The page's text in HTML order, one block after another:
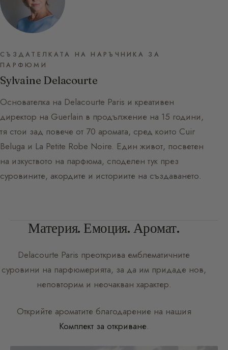
СЪЗДАТЕЛКАТА НА НАРЪЧНИКА ЗА
ПАРФЮМИ
Sylvaine Delacourte
Основателка на Delacourte Paris и креативен
директор на Guerlain в продължение на 15 години,
тя стои зад повече от 70 аромата, сред които Cuir
Beluga и La Petite Robe Noire. Един живот, посветен
на изкуството на парфюма, споделен тук през
суровините, акордите и историите на създаването.
Материя. Емоция. Аромат.
Delacourte Paris преоткрива емблематичните
суровини на парфюмерията, за да им придаде нов,
неповторим и неочакван характер.
Открийте ароматите благодарение на нашия
Комплект за откриване.